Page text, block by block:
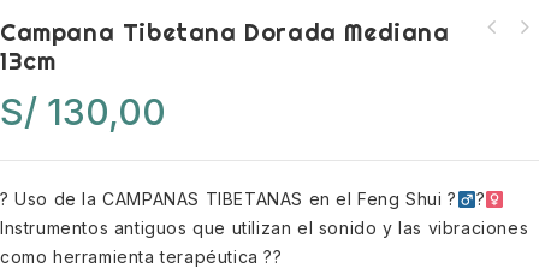
Campana Tibetana Dorada Mediana
13cm
S/ 130,00
? Uso de la CAMPANAS TIBETANAS en el Feng Shui ?‍
?‍
Instrumentos antiguos que utilizan el sonido y las vibraciones
como herramienta terapéutica ??